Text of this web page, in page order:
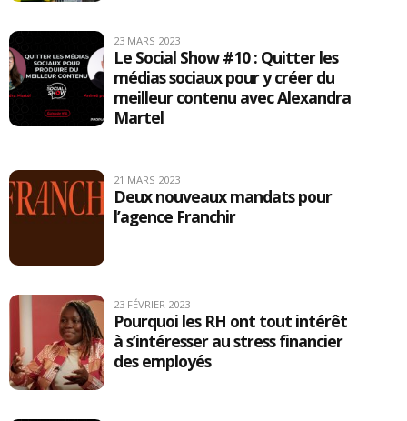
23 MARS 2023
Le Social Show #10 : Quitter les
médias sociaux pour y créer du
meilleur contenu avec Alexandra
Martel
21 MARS 2023
Deux nouveaux mandats pour
l’agence Franchir
23 FÉVRIER 2023
Pourquoi les RH ont tout intérêt
à s’intéresser au stress financier
des employés